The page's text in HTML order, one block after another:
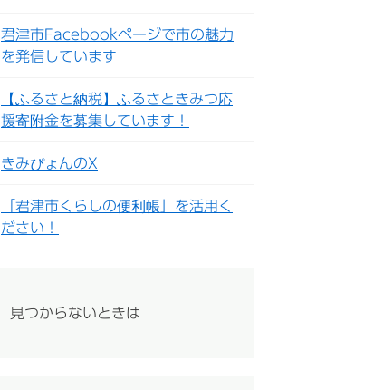
君津市Facebookページで市の魅力
を発信しています
【ふるさと納税】ふるさときみつ応
援寄附金を募集しています！
きみぴょんのX
「君津市くらしの便利帳」を活用く
ださい！
見つからないときは